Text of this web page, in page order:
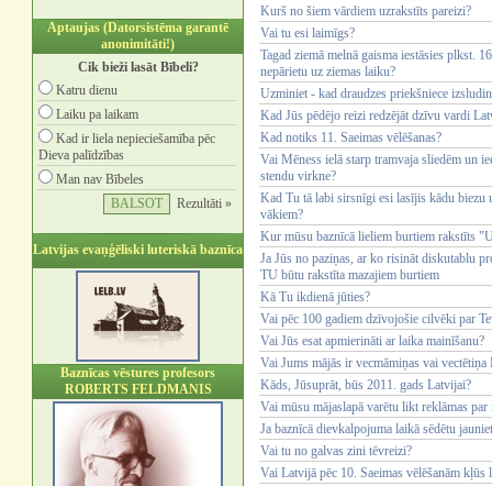
Aptaujas (Datorsistēma garantē
anonimitāti!)
Cik bieži lasāt Bībeli?
Katru dienu
Laiku pa laikam
Kad ir liela nepieciešamība pēc
Dieva palīdzības
Man nav Bībeles
Rezultāti »
Latvijas evaņģēliski luteriskā baznīca
Baznīcas vēstures profesors
ROBERTS FELDMANIS
Kurš no šiem vārdiem uzrakstīts pareizi?
Vai tu esi laimīgs?
Tagad ziemā melnā gaisma iestāsies plkst.
nepārietu uz ziemas laiku?
Uzminiet - kad draudzes priekšniece
Kad Jūs pēdējo reizi redzējāt dzīvu vardi
Kad notiks 11. Saeimas vēlēšanas?
Vai Mēness ielā starp tramvaja sliedēm un
stendu virkne?
Kad Tu tā labi sirsnīgi esi lasījis kādu biezu
vākiem?
Kur mūsu baznīcā lieliem burtiem rakstīts
Ja Jūs no paziņas, ar ko risināt diskutablu
TU būtu rakstīta mazajiem burtiem
Kā Tu ikdienā jūties?
Vai pēc 100 gadiem dzīvojošie cilvēki par
Vai Jūs esat apmierināti ar laika mainīšanu?
Vai Jums mājās ir vecmāmiņas vai
Kāds, Jūsuprāt, būs 2011. gads Latvijai?
Vai mūsu mājaslapā varētu likt reklāmas
Ja baznīcā dievkalpojuma laikā sēdētu
Vai tu no galvas zini tēvreizi?
Vai Latvijā pēc 10. Saeimas vēlēšanām kļūs